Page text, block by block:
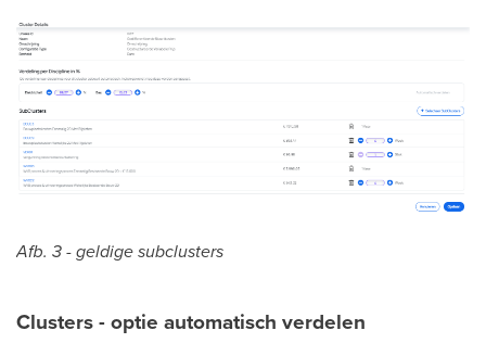
Afb. 3 - geldige subclusters
Clusters - optie automatisch verdelen